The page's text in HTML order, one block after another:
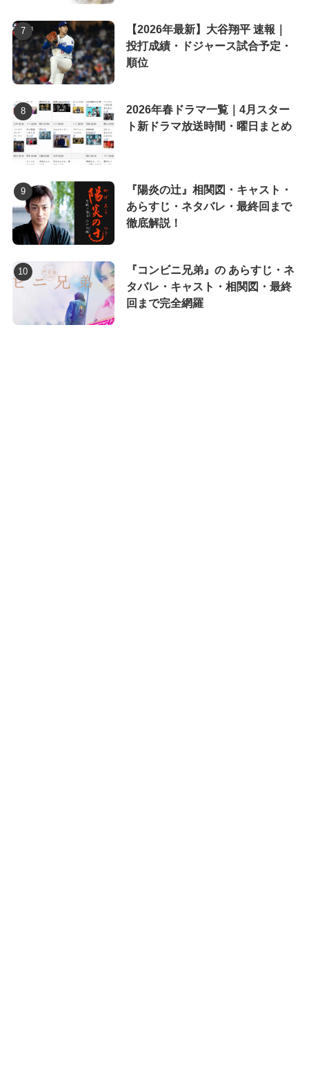
【2026年最新】大谷翔平 速報｜
投打成績・ドジャース試合予定・
順位
2026年春ドラマ一覧｜4月スター
ト新ドラマ放送時間・曜日まとめ
『陽炎の辻』相関図・キャスト・
あらすじ・ネタバレ・最終回まで
徹底解説！
『コンビニ兄弟』の あらすじ・ネ
タバレ・キャスト・相関図・最終
回まで完全網羅